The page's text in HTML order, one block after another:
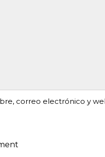
correo electrónico y